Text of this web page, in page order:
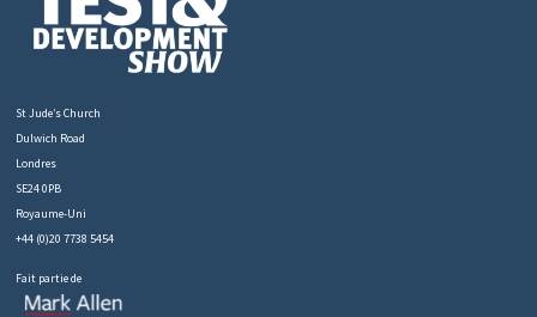
St Jude’s Church
Dulwich Road
Londres
SE24 0PB
Royaume-Uni
+44 (0)20 7738 5454
Fait partie de